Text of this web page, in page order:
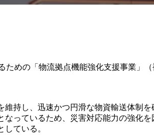
めの「物流拠点機能強化支援事業」
持し、迅速かつ円滑な物資輸送体制
っているため、災害対応能力の強化
ている。